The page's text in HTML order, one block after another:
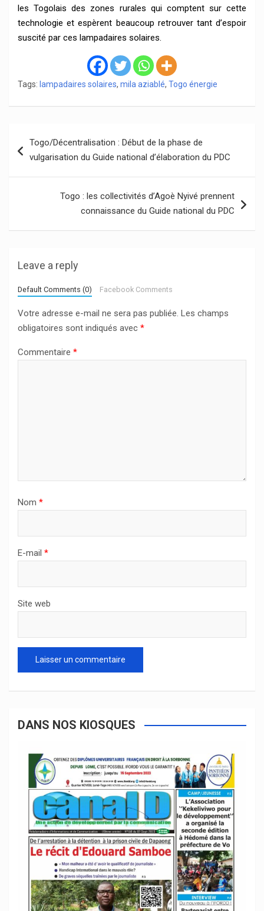
les Togolais des zones rurales qui comptent sur cette
technologie et espèrent beaucoup retrouver tant d’espoir
suscité par ces lampadaires solaires.
Tags: lampadaires solaires, mila aziablé, Togo énergie
de
Togo/Décentralisation : Début de la phase de
vulgarisation du Guide national d’élaboration du PDC
Togo : les collectivités d’Agoè Nyivé prennent
connaissance du Guide national du PDC
Leave a reply
Default Comments (0) Facebook Comments
Votre adresse e-mail ne sera pas publiée. Les champs
obligatoires sont indiqués avec *
Commentaire *
Nom *
E-mail *
Site web
DANS NOS KIOSQUES